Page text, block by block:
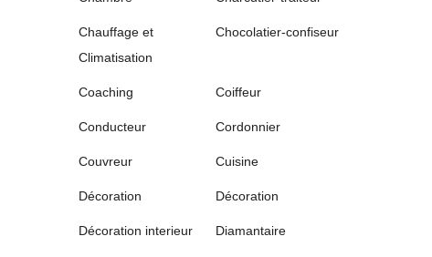
Chauffage et
Climatisation
Chocolatier-confiseur
Coaching Coiffeur
Conducteur Cordonnier
Couvreur Cuisine
Décoration Décoration
Décoration interieur Diamantaire